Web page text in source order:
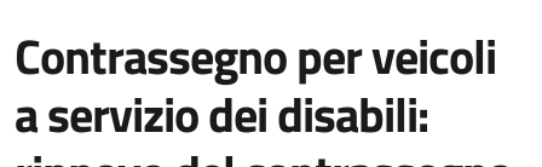
Contrassegno per veicoli
a servizio dei disabili: